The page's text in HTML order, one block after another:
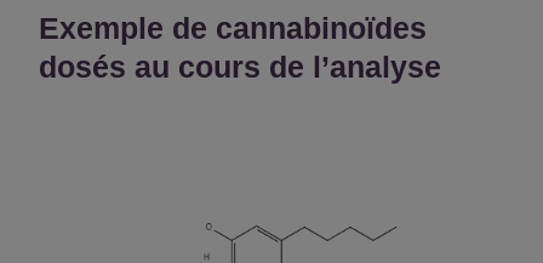
Exemple de cannabinoïdes
dosés au cours de l’analyse